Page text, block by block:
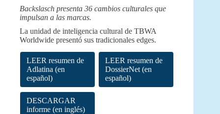
Backslasch presenta 36 cambios culturales que
impulsan a las marcas.
La unidad de inteligencia cultural de TBWA
Worldwide presentó sus tradicionales edges.
LEER resumen de
Adlatina (en
español)
LEER resumen de
DossierNet (en
español)
DESCARGAR
informe (en inglés)